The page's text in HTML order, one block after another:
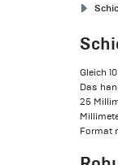
Gleich
Das
25
Format